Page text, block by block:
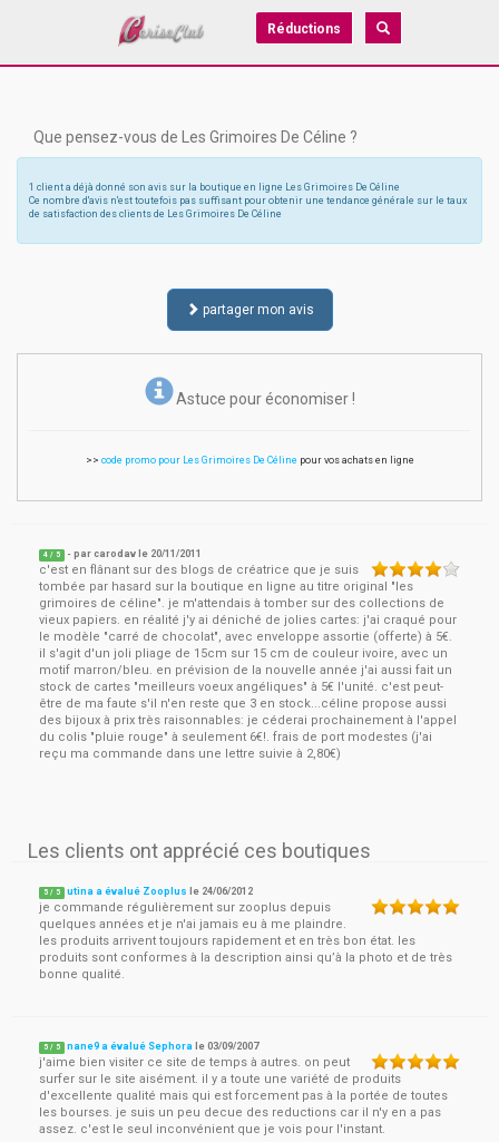
Réductions
Que pensez-vous de Les Grimoires De Céline ?
1 client a déjà donné son avis sur la boutique en ligne Les Grimoires De Céline
Ce nombre d'avis n'est toutefois pas suffisant pour obtenir une tendance générale sur le taux
de satisfaction des clients de Les Grimoires De Céline
partager mon avis
Astuce pour économiser !
>> code promo pour Les Grimoires De Céline pour vos achats en ligne
4 / 5 - parcarodav le 20/11/2011
c'est en flânant sur des blogs de créatrice que je suis
tombée par hasard sur la boutique en ligne au titre original "les
grimoires de céline". je m'attendais à tomber sur des collections de
vieux papiers. en réalité j'y ai déniché de jolies cartes: j'ai craqué pour
le modèle "carré de chocolat", avec enveloppe assortie (offerte) à 5€.
il s'agit d'un joli pliage de 15cm sur 15 cm de couleur ivoire, avec un
motif marron/bleu. en prévision de la nouvelle année j'ai aussi fait un
stock de cartes "meilleurs voeux angéliques" à 5€ l'unité. c'est peut-
être de ma faute s'il n'en reste que 3 en stock...céline propose aussi
des bijoux à prix très raisonnables: je céderai prochainement à l'appel
du colis "pluie rouge" à seulement 6€!. frais de port modestes (j'ai
reçu ma commande dans une lettre suivie à 2,80€)
Les clients ont apprécié ces boutiques
5 / 5 utina a évalué Zooplus le 24/06/2012
je commande régulièrement sur zooplus depuis
quelques années et je n'ai jamais eu à me plaindre.
les produits arrivent toujours rapidement et en très bon état. les
produits sont conformes à la description ainsi qu’à la photo et de très
bonne qualité.
5 / 5 nane9 a évalué Sephora le03/09/2007
j'aime bien visiter ce site de temps à autres. on peut
surfer sur le site aisément. il y a toute une variété de produits
d'excellente qualité mais qui est forcement pas à la portée de toutes
les bourses. je suis un peu decue des reductions car il n'y en a pas
assez. c'est le seul inconvénient que je vois pour l'instant.